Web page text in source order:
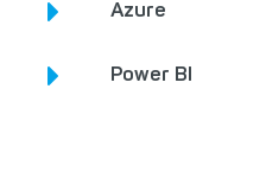
Azure
Power BI